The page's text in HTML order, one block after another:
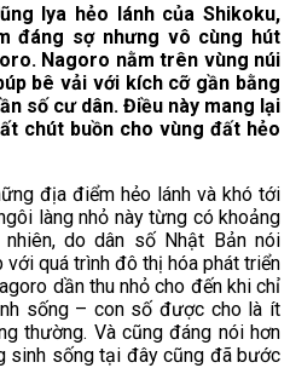
Iya hẻo lánh của Shikoku,
đáng sợ nhưng vô cùng hút
Nagoro nằm trên vùng núi
bê vải với kích cỡ gần bằng
số cư dân. Điều này mang lại
chút buồn cho vùng đất hẻo
địa điểm hẻo lánh và khó tới
làng nhỏ này từng có khoảng
do dân số Nhật Bản nói
quá trình đô thị hóa phát triển
dần thu nhỏ cho đến khi chỉ
sống – con số được cho là ít
thường. Và cũng đáng nói hơn
sinh sống tại đây cũng đã bước